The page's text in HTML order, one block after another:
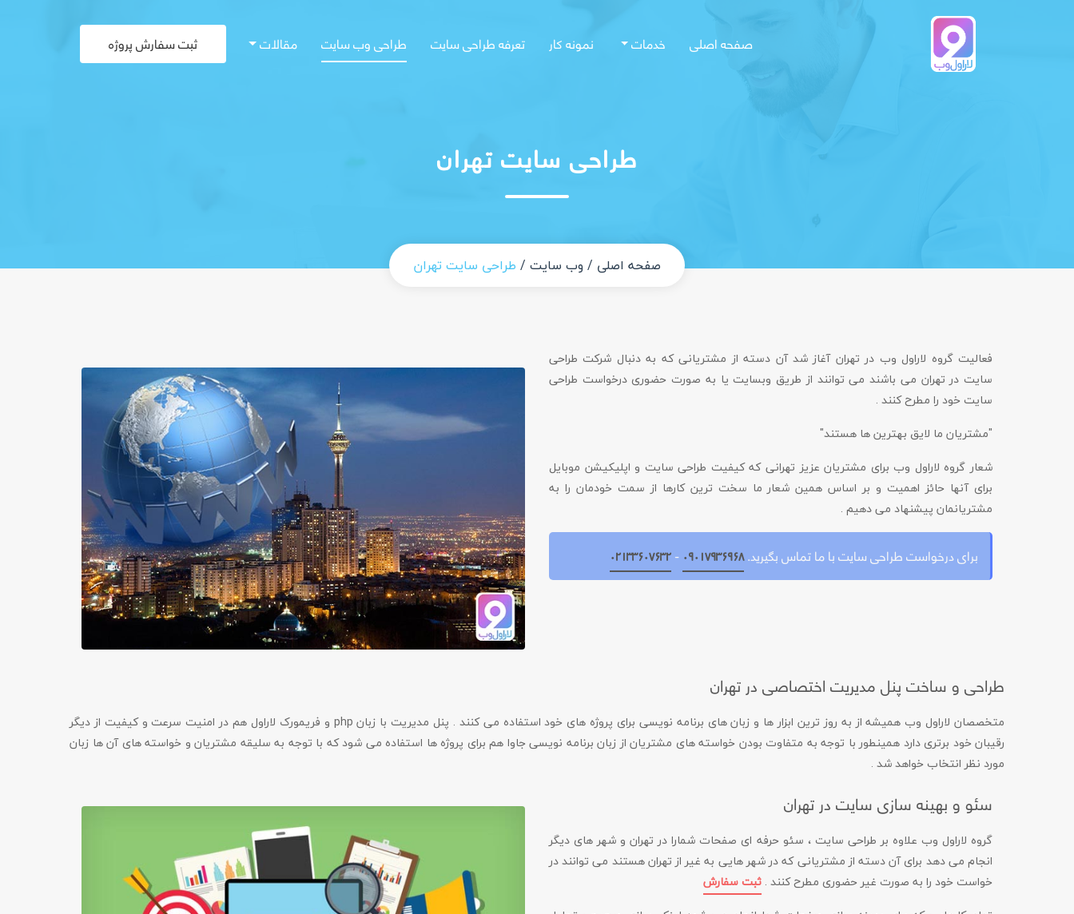
صفحه اصلی خدمات نمونه کار تعرفه طراحی سایت طراحی وب سایت مقالات ثبت سفارش پروژه
طراحی سایت تهران
صفحه اصلی وب سایت طراحی سایت تهران
فعالیت گروه لاراول وب در تهران آغاز شد آن دسته از مشتریانی که به دنبال شرکت طراحی
سایت در تهران می باشند می توانند از طریق وبسایت یا به صورت حضوری درخواست طراحی
سایت خود را مطرح کنند .
"مشتریان ما لایق بهترین ها هستند"
شعار گروه لاراول وب برای مشتریان عزیز تهرانی که کیفیت طراحی سایت و اپلیکیشن موبایل
برای آنها حائز اهمیت و بر اساس همین شعار ما سخت ترین کارها از سمت خودمان را به
مشتریانمان پیشنهاد می دهیم .
برای درخواست طراحی سایت با ما تماس بگیرید.۰۹۰۱۷۹۳۶۹۶۸-۰۲۱۳۳۶۰۷۶۳۲
طراحی و ساخت پنل مدیریت اختصاصی در تهران
متخصصان لاراول وب همیشه از به روز ترین ابزار ها و زبان های برنامه نویسی برای پروژه های خود استفاده می کنند . پنل مدیریت با زبان php و فریمورک لاراول هم در امنیت سرعت و کیفیت از دیگر
رقیبان خود برتری دارد همینطور با توجه به متفاوت بودن خواسته های مشتریان از زبان برنامه نویسی جاوا هم برای پروژه ها استفاده می شود که با توجه به سلیقه مشتریان و خواسته های آن ها زبان
مورد نظر انتخاب خواهد شد .
سئو و بهینه سازی سایت در تهران
گروه لاراول وب علاوه بر طراحی سایت ، سئو حرفه ای صفحات شمارا در تهران و شهر های دیگر
انجام می دهد برای آن دسته از مشتریانی که در شهر هایی به غیر از تهران هستند می توانند در
خواست خود را به صورت غیر حضوری مطرح کنند . ثبت سفارش